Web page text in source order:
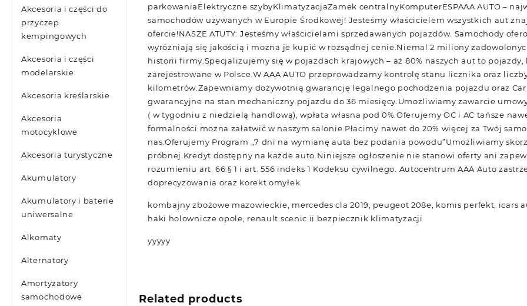
Akcesoria i części do
przyczep
kempingowych
Akcesoria i części
modelarskie
Akcesoria kreślarskie
Akcesoria
motocyklowe
Akcesoria turystyczne
Akumulatory
Akumulatory i baterie
uniwersalne
Alkomaty
Alternatory
Amortyzatory
samochodowe
parkowaniaElektryczne szybyKlimatyzacjaZamek centralnyKomputerESPAAA AUTO –
samochodów używanych w Europie Środkowej! Jesteśmy właścicielem wszystkich aut
ofercie!NASZE ATUTY: Jesteśmy właścicielami sprzedawanych pojazdów. Samochody
wyróżniają się jakością i można je kupić w rozsądnej cenie.Niemal 2 miliony
historii firmy.Specjalizujemy się w pojazdach krajowych – aż 80% naszych aut to pojazdy,
zarejestrowane w Polsce.W AAA AUTO przeprowadzamy kontrolę stanu licznika oraz
kilometrów.Zapewniamy dożywotnią gwarancję legalnego pochodzenia pojazdu oraz
gwarancyjne na stan mechaniczny pojazdu do 36 miesięcy.Umożliwiamy zawarcie
( w tygodniu z niedzielą handlową), wpłata własna pod 0%.Oferujemy OC i AC tańsze
formalności można załatwić w naszym salonie.Płacimy nawet do 20% więcej za Twój
nas.Oferujemy Program „7 dni na wymianę auta bez podania powodu”Umożliwiamy
próbnej.Kredyt dostępny na każde auto.Niniejsze ogłoszenie nie stanowi oferty ani
rozumieniu art. 66 § 1 i art. 556 indeks 1 Kodeksu cywilnego. Autocentrum AAA Auto
doprecyzowania oraz korekt omyłek.
kombajny zbożowe mazowieckie, mercedes cla 2019, peugeot 208e, komis perfekt, icars
haki holownicze opole, renault scenic ii bezpiecznik klimatyzacji
yyyyy
Related products